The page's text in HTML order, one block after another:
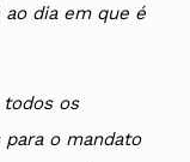
dia em que é
todos os
o mandato